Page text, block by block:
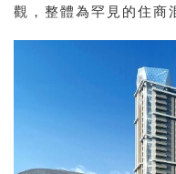
觀，整體為罕見的住商